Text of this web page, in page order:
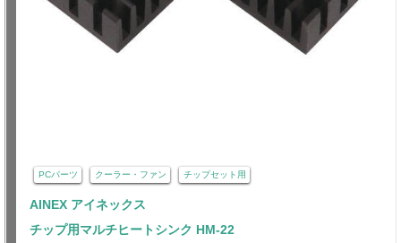
PCパーツ クーラー・ファン チップセット用
AINEX アイネックス
チップ用マルチヒートシンク HM-22